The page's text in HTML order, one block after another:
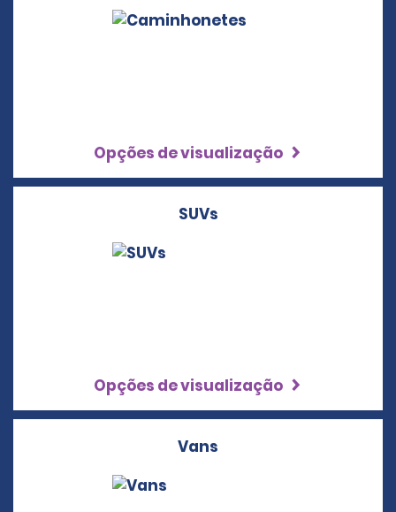
Opções de visualização
SUVs
Opções de visualização
Vans